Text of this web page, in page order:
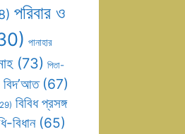
পরিবার ও
পানাহার
(73) পিতা-
বিদ’আত(67)
বিবিধ প্রসঙ্গ
বিধান(65)